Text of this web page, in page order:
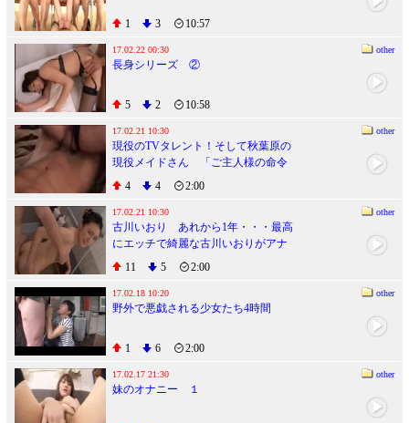
1 3 10:57
17.02.22 00:30 other
長身シリーズ ②
5 2 10:58
17.02.21 10:30 other
現役のTVタレント！そして秋葉原の
現役メイドさん 「ご主人様の命令
は絶対です･･･」私はあなたの言いな
りご奉仕ど変態メイド 浅田結梨
4 4 2:00
17.02.21 10:30 other
古川いおり あれから1年・・・最高
にエッチで綺麗な古川いおりがアナ
タの姉になってラブラブ近親相姦生
11 5 2:00
17.02.18 10:20 other
野外で悪戯される少女たち4時間
1 6 2:00
17.02.17 21:30 other
妹のオナニー １